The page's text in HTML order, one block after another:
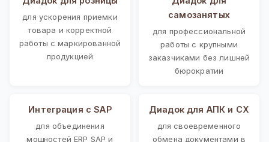
для ускорения приемки
товара и корректной
работы с маркированной
продукцией
самозанятых
для профессиональной
работы с крупными
заказчиками без лишней
бюрократии
Интеграция с SAP
для объединения
мощностей ERP SAP и
Диадок для АПК и СХ
для своевременного
обмена документами в